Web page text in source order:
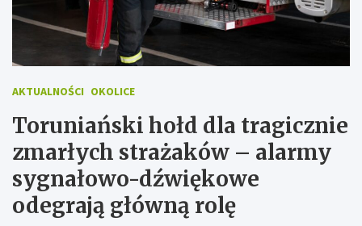
AKTUALNOŚCI OKOLICE
Toruniański hołd dla tragicznie
zmarłych strażaków – alarmy
sygnałowo-dźwiękowe
odegrają główną rolę